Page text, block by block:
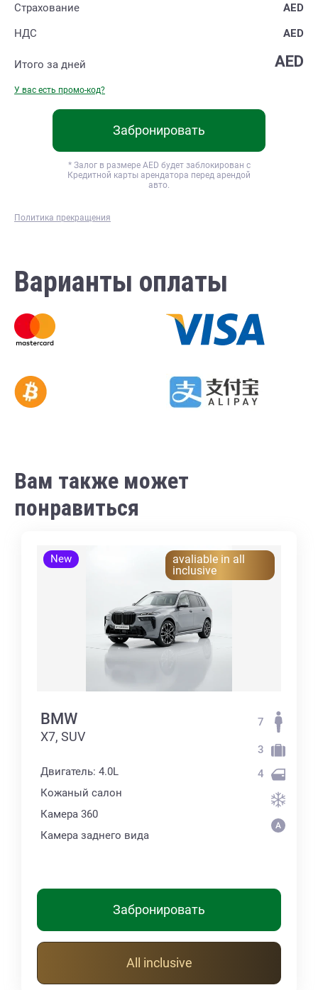
Страхование
AED
НДС
AED
Итого за дней AED
У вас есть промо-код?
Политика прекращения
Забронировать
* Залог в размере AED будет заблокирован с
Кредитной карты арендатора перед арендой
авто.
Варианты оплаты
Вам также может
понравиться
New
avaliable in all
inclusive
BMW
X7, SUV
Двигатель: 4.0L
Кожаный салон
Камера 360
Камера заднего вида
7
3
4
Забронировать
All inclusive